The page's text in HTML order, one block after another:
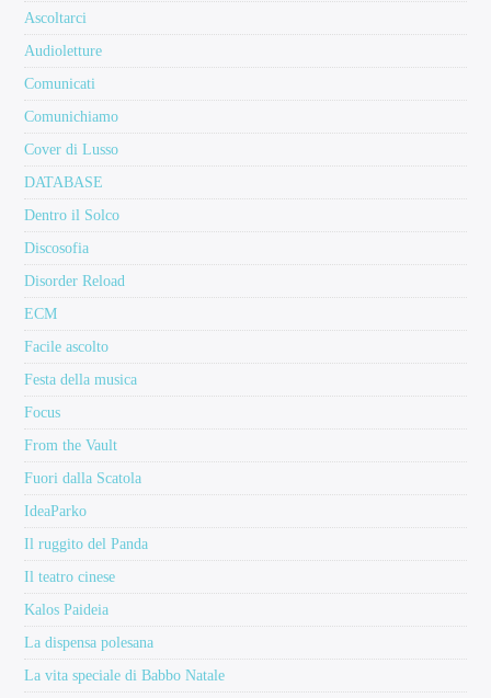
Ascoltarci
Audioletture
Comunicati
Comunichiamo
Cover di Lusso
DATABASE
Dentro il Solco
Discosofia
Disorder Reload
ECM
Facile ascolto
Festa della musica
Focus
From the Vault
Fuori dalla Scatola
IdeaParko
Il ruggito del Panda
Il teatro cinese
Kalos Paideia
La dispensa polesana
La vita speciale di Babbo Natale